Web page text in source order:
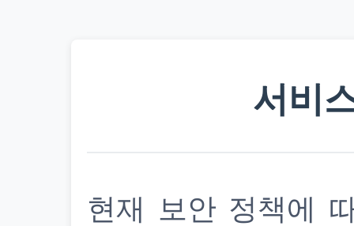
서비
현재 보안 정책에